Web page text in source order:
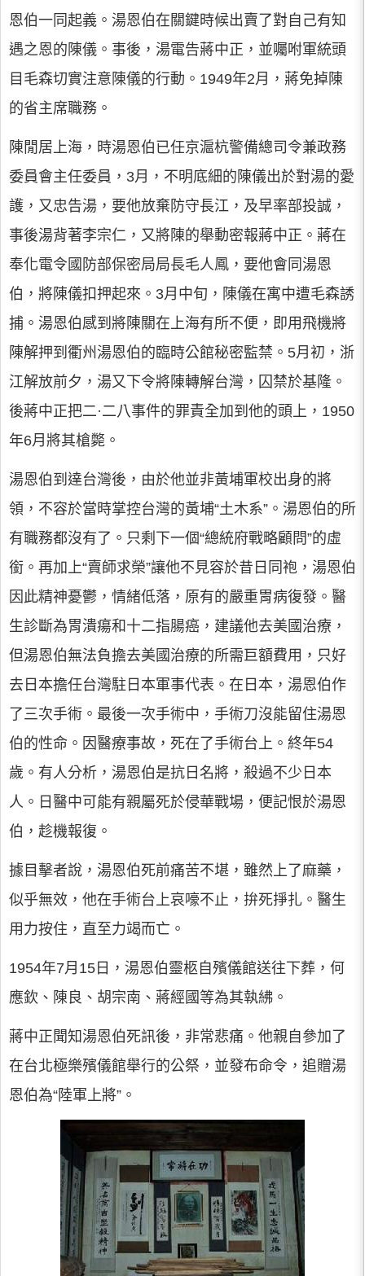
恩伯一同起義。湯恩伯在關鍵時候出賣了對自己有知
遇之恩的陳儀。事後，湯電告蔣中正，並囑咐軍統頭
目毛森切實注意陳儀的行動。1949年2月，蔣免掉陳
的省主席職務。
陳閒居上海，時湯恩伯已任京滬杭警備總司令兼政務
委員會主任委員，3月，不明底細的陳儀出於對湯的愛
護，又忠告湯，要他放棄防守長江，及早率部投誠，
事後湯背著李宗仁，又將陳的舉動密報蔣中正。蔣在
奉化電令國防部保密局局長毛人鳳，要他會同湯恩
伯，將陳儀扣押起來。3月中旬，陳儀在寓中遭毛森誘
捕。湯恩伯感到將陳關在上海有所不便，即用飛機將
陳解押到衢州湯恩伯的臨時公館秘密監禁。5月初，浙
江解放前夕，湯又下令將陳轉解台灣，囚禁於基隆。
後蔣中正把二·二八事件的罪責全加到他的頭上，1950
年6月將其槍斃。
湯恩伯到達台灣後，由於他並非黃埔軍校出身的將
領，不容於當時掌控台灣的黃埔“土木系”。湯恩伯的所
有職務都沒有了。只剩下一個“總統府戰略顧問”的虛
銜。再加上“賣師求榮”讓他不見容於昔日同袍，湯恩伯
因此精神憂鬱，情緒低落，原有的嚴重胃病復發。醫
生診斷為胃潰瘍和十二指腸癌，建議他去美國治療，
但湯恩伯無法負擔去美國治療的所需巨額費用，只好
去日本擔任台灣駐日本軍事代表。在日本，湯恩伯作
了三次手術。最後一次手術中，手術刀沒能留住湯恩
伯的性命。因醫療事故，死在了手術台上。終年54
歲。有人分析，湯恩伯是抗日名將，殺過不少日本
人。日醫中可能有親屬死於侵華戰場，便記恨於湯恩
伯，趁機報復。
據目擊者說，湯恩伯死前痛苦不堪，雖然上了麻藥，
似乎無效，他在手術台上哀嚎不止，拚死掙扎。醫生
用力按住，直至力竭而亡。
1954年7月15日，湯恩伯靈柩自殯儀館送往下葬，何
應欽、陳良、胡宗南、蔣經國等為其執紼。
蔣中正聞知湯恩伯死訊後，非常悲痛。他親自參加了
在台北極樂殯儀館舉行的公祭，並發布命令，追贈湯
恩伯為“陸軍上將”。